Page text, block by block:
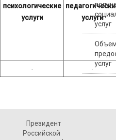
психологические
услуги
услуги
- -
услуг
услуг
Президент
Российской